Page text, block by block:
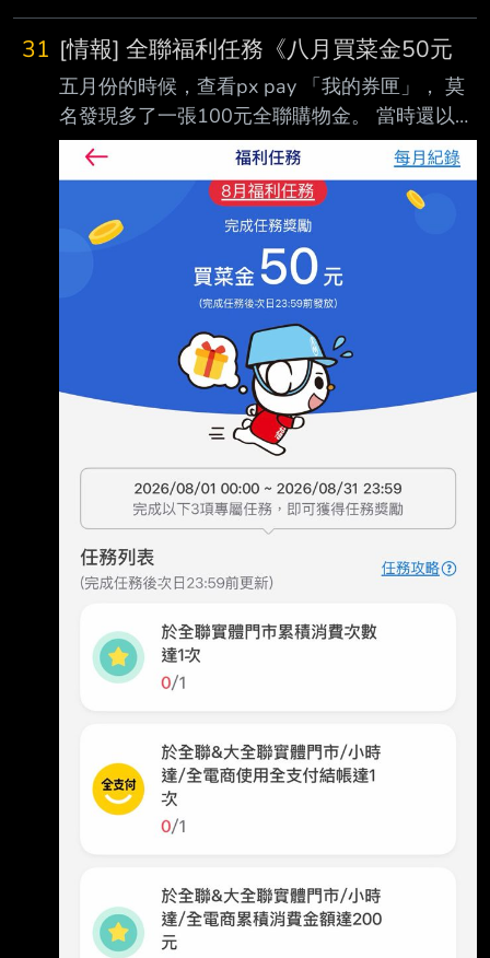
31 [情報] 全聯福利任務《八月買菜金50元
五月份的時候，查看px pay 「我的券匣」， 莫
名發現多了一張100元全聯購物金。 當時還以為
是什麼信用卡的活動送的，開心地用掉後也不以
為意。 最近認真瀏覽了一下px pay，發現原來
每個月都有「福利任務」，而且很容易就達成。
原則上就是我去全聯實體門市消費的時候，使用
全支付付款，消費金額是可以累計的，不 用一
次到達門檻。這個月是消費200元就有50元。
(七月份是消費300元，送100元，每個月不太一
樣） 大家可以查看自己的pxpay 看看喔，覺得
挺超值的 https://i.mopix.cc/8bx